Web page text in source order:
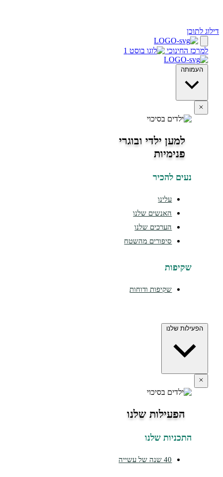
ילדי ובוגרי
האנשים שלנו
הערכים שלנו
סיפורים מהשטח
שקיפות ודוחות
שלנו
שלנו